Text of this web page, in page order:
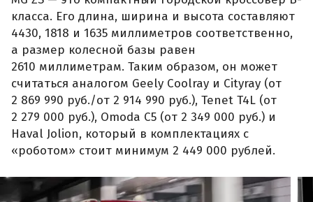
класса. Его длина, ширина и высота составляют
4430, 1818 и 1635 миллиметров соответственно,
а размер колесной базы равен
2610 миллиметрам. Таким образом, он может
считаться аналогом Geely Coolray и Cityray (от
2 869 990 руб./от 2 914 990 руб.), Tenet T4L (от
2 279 000 руб.), Omoda C5 (от 2 349 000 руб.) и
Haval Jolion, который в комплектациях с
«роботом» стоит минимум 2 449 000 рублей.